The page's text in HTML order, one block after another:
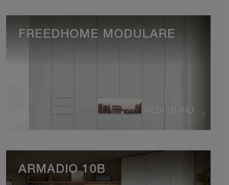
VEDI DI PIÙ
FREEDHOME MODULARE
ARMADIO 10B